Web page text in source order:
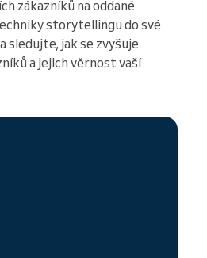
zákazníků na oddané
storytellingu do své
a sledujte, jak se zvyšuje
a jejich věrnost vaší